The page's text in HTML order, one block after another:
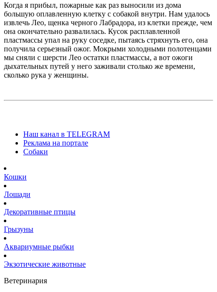
Когда я прибыл, пожарные как раз выносили из дома
большую оплавленную клетку с собакой внутри. Нам удалось
извлечь Лео, щенка черного Лабрадора, из клетки прежде, чем
она окончательно развалилась. Кусок расплавленной
пластмассы упал на руку соседке, пытаясь стряхнуть его, она
получила серьезный ожог. Мокрыми холодными полотенцами
мы сняли с шерсти Лео остатки пластмассы, а вот ожоги
дыхательных путей у него заживали столько же времени,
сколько рука у женщины.
Наш канал в TELEGRAM
Реклама на портале
Собаки
Кошки
Лошади
Декоративные птицы
Грызуны
Аквариумные рыбки
Экзотические животные
Ветеринария